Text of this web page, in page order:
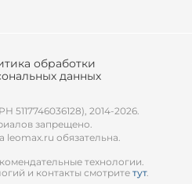
обработки
данных
5117746036128), 2014-2026.
запрещено.
leomax.ru обязательна.
технологии.
и контакты смотрите тут.